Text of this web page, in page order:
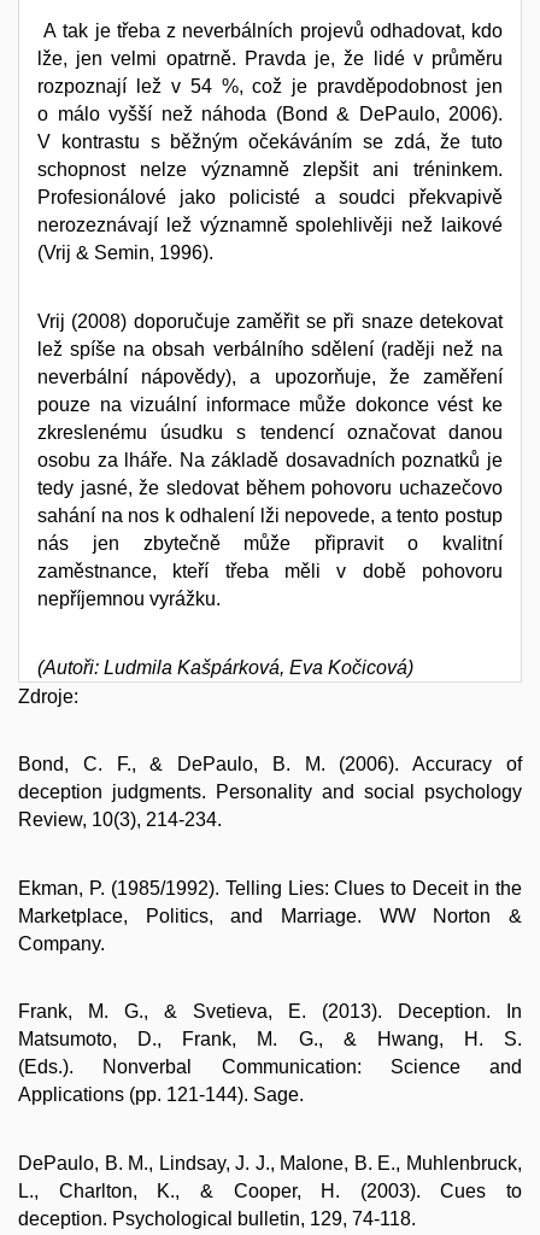
A tak je třeba z neverbálních projevů odhadovat, kdo
lže, jen velmi opatrně. Pravda je, že lidé v průměru
rozpoznají lež v 54 %, což je pravděpodobnost jen
o málo vyšší než náhoda (Bond & DePaulo, 2006).
V kontrastu s běžným očekáváním se zdá, že tuto
schopnost nelze významně zlepšit ani tréninkem.
Profesionálové jako policisté a soudci překvapivě
nerozeznávají lež významně spolehlivěji než laikové
(Vrij & Semin, 1996).
Vrij (2008) doporučuje zaměřit se při snaze detekovat
lež spíše na obsah verbálního sdělení (raději než na
neverbální nápovědy), a upozorňuje, že zaměření
pouze na vizuální informace může dokonce vést ke
zkreslenému úsudku s tendencí označovat danou
osobu za lháře. Na základě dosavadních poznatků je
tedy jasné, že sledovat během pohovoru uchazečovo
sahání na nos k odhalení lži nepovede, a tento postup
nás jen zbytečně může připravit o kvalitní
zaměstnance, kteří třeba měli v době pohovoru
nepříjemnou vyrážku.
(Autoři: Ludmila Kašpárková, Eva Kočicová)
Zdroje:
Bond, C. F., & DePaulo, B. M. (2006). Accuracy of
deception judgments. Personality and social psychology
Review, 10(3), 214-234.
Ekman, P. (1985/1992). Telling Lies: Clues to Deceit in the
Marketplace, Politics, and Marriage. WW Norton &
Company.
Frank, M. G., & Svetieva, E. (2013). Deception. In
Matsumoto, D., Frank, M. G., & Hwang, H. S.
(Eds.). Nonverbal Communication: Science and
Applications (pp. 121-144). Sage.
DePaulo, B. M., Lindsay, J. J., Malone, B. E., Muhlenbruck,
L., Charlton, K., & Cooper, H. (2003). Cues to
deception. Psychological bulletin, 129, 74-118.